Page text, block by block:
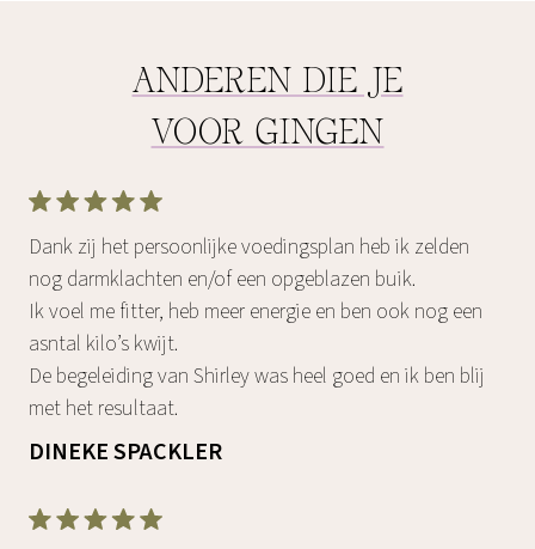
ANDEREN DIE JE
VOOR GINGEN
Dank zij het persoonlijke voedingsplan heb ik zelden
nog darmklachten en/of een opgeblazen buik.
Ik voel me fitter, heb meer energie en ben ook nog een
asntal kilo’s kwijt.
De begeleiding van Shirley was heel goed en ik ben blij
met het resultaat.
DINEKE SPACKLER